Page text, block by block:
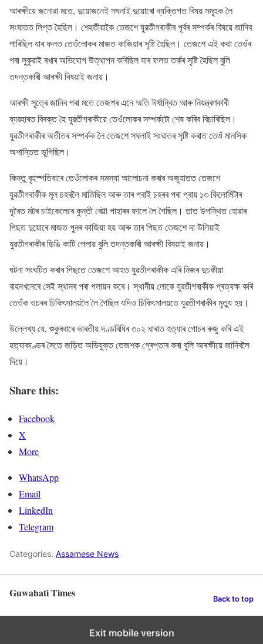
আৰক্ষীয়ে জনোৱা মতে, দুয়োজনেই সঘনাই দুয়োৰো ব্যক্তিগত বিষয় সমূহক লৈ
সংঘাতত লিপ্ত হৈছিল। শেহতীয়াকৈ তেজশে যুৱতীগৰাকীৰ পূৰ্বৰ সম্পৰ্কৰ বিষয়ে জানিব
পাৰিছিল যাৰ ফলত তেওঁলোকৰ মাজত কাজিয়াৰ সৃষ্টি হৈছিল। তেজশে এই কথা তেওঁৰ
পৰা লুকুৱাই ৰখাৰ অভিযোগ উত্থাপন কৰিছিল যাৰ ফলত তৰ্কৰ সৃষ্টি হৈছিল বুলি
তদন্তকাৰী আৰক্ষী বিষয়াই জনায়।
আৰক্ষী সূত্ৰে জানিব পৰা মতে তেজশৰ এনে অতি ঈৰ্ষান্বিত আৰু নিয়ন্ত্ৰণকাৰী
ব্যৱহাৰত বিৰক্ত হৈ যুৱতীগৰাকীয়ে তেওঁলোকৰ সম্পৰ্কটো শেষ কৰিব বিচাৰিছিল।
যুৱতীগৰাকীৰ অতীতৰ সম্পৰ্কক লৈ তেজশে সঘলাই সংঘাতৰ সৃষ্টি কৰাত তেওঁ মানসিক
অশান্তিত ভুগিছিল।
কিন্তু বৃহস্পতিবাৰে তেওঁলোকৰ সমস্যা আলোচনা কৰাৰ অজুহাতত তেজশে
যুৱতীগৰাকীক মূল চহৰলৈ মাতিছিল আৰু তাৰ পৰাই চহৰৰ পৰা প্ৰায় ১৩ কিলোমিটাৰ
দূৰৈত মটৰ চাইকেলেৰে কুন্তী বেট্টা পাহাৰৰ ফালে লৈ গৈছিল। তাত উপস্থিত হোৱাৰ
পিছত দুয়োৰে মাজত পুনৰ কাজিয়া হয় আৰু তাৰ পিছত তেজশে দা উলিয়াই
যুৱতীগৰাকীৰ ডিঙি কাটি পেলায় বুলি তদন্তকাৰী আৰক্ষী বিষয়াই জনায়।
ঘটনা সংঘটিত কৰাৰ পিছতে তেজশে আহত যুৱতীগৰাকীক এৰি নিজৰ দুচকীয়া
বাহনখনেৰে সেই স্থানৰ পৰা পলায়ন কৰে। স্থানীয় লোকে যুৱতীগৰাকীক প্ৰত্যক্ষ কৰি
তেওঁক ওচৰৰ চিকিৎসালয়লৈ লৈ গৈছিল যদিও চিকিৎসালয়তে যুৱতীগৰাকীৰ মৃত্যু হয়।
উল্লেখ্য যে, শুকুৰবাৰে ভাৰতীয় দণ্ডবিধিৰ ৩০২ ধাৰাত হত্যাৰ গোচৰ ৰুজু কৰি এই
হত্যাকাণ্ডৰ সৈতে জড়িত অভিযুক্ত তেজশক গ্ৰেপ্তাৰ কৰা বুলি আৰক্ষীয়ে জানিবলৈ
দিয়ে।
Share this:
Facebook
X
More
WhatsApp
Email
LinkedIn
Telegram
Categories: Assamese News
Guwahati Times Back to top
Exit mobile version